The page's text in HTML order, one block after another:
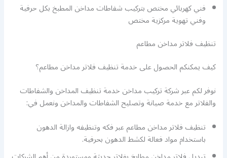
فني كهربائي مختص بتركيب شفاطات مداخن المطبخ بكل حرفية
وفني تهوية مركزية مختص
تنظيف فلاتر مداخن مطاعم
كيف يمكنكم الحصول على خدمة تنظيف فلاتر مداخن مطاعم؟
نوفر لكم عبر شركة تركيب مداخن خدمة تنظيف المداخن والشفاطات
والفلاتر مع خدمة صيانة وتصليح الشفاطات والمداخن ونعمل في:
تنظيف فلاتر مداخن مطاعم عبر فكه وتنظيفه وازالة الدهون
باستخدام مواد فعالة لكشط الدهون بحرفية.